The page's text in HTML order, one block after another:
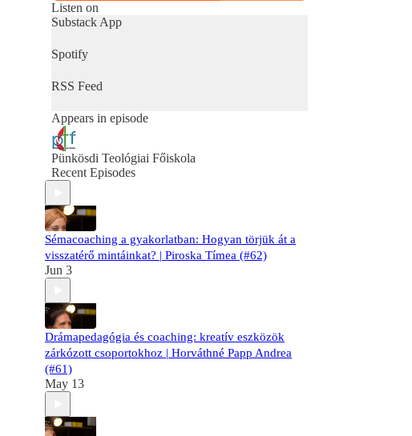
Listen on
Substack App
Spotify
RSS Feed
Appears in episode
Pünkösdi Teológiai Főiskola
Recent Episodes
Sémacoaching a gyakorlatban: Hogyan törjük át a
visszatérő mintáinkat? | Piroska Tímea (#62)
Jun 3
Drámapedagógia és coaching: kreatív eszközök
zárkózott csoportokhoz | Horváthné Papp Andrea
(#61)
May 13